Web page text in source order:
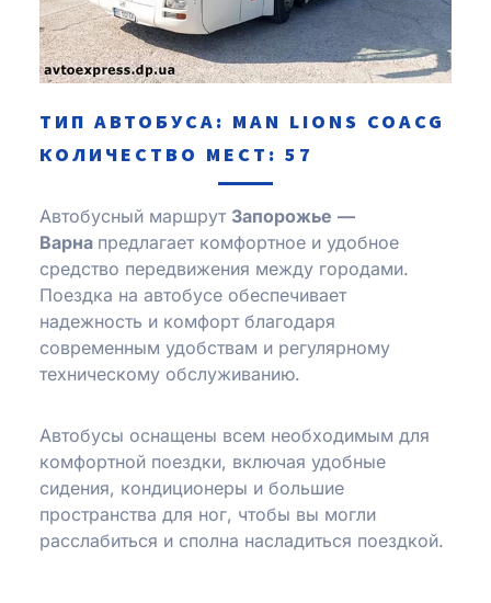
ТИП АВТОБУСА: MAN LІONS COACG
КОЛИЧЕСТВО МЕСТ: 57
Автобусный маршрут Запорожье —
Варна предлагает комфортное и удобное
средство передвижения между городами.
Поездка на автобусе обеспечивает
надежность и комфорт благодаря
современным удобствам и регулярному
техническому обслуживанию.
Автобусы оснащены всем необходимым для
комфортной поездки, включая удобные
сидения, кондиционеры и большие
пространства для ног, чтобы вы могли
расслабиться и сполна насладиться поездкой.